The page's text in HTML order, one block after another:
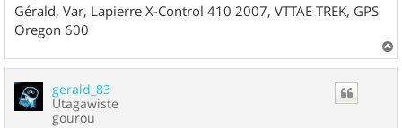
Gérald, Var, Lapierre X-Control 410 2007, VTTAE TREK, GPS
Oregon 600
a
gerald_83
Utagawiste
gourou